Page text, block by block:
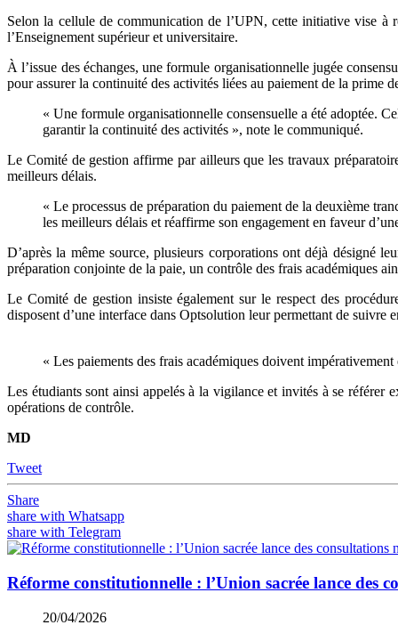
Selon la cellule de communication de l’UPN, cette initiative vise à
l’Enseignement supérieur et universitaire.
À l’issue des échanges, une formule organisationnelle jugée
pour assurer la continuité des activités liées au paiement de la prime
« Une formule organisationnelle consensuelle a été adoptée.
garantir la continuité des activités », note le communiqué.
Le Comité de gestion affirme par ailleurs que les travaux
meilleurs délais.
« Le processus de préparation du paiement de la deuxième
les meilleurs délais et réaffirme son engagement en faveur
D’après la même source, plusieurs corporations ont déjà désigné
préparation conjointe de la paie, un contrôle des frais académiques
Le Comité de gestion insiste également sur le respect des
disposent d’une interface dans Optsolution leur permettant de suivre
« Les paiements des frais académiques doivent
Les étudiants sont ainsi appelés à la vigilance et invités à se référer
opérations de contrôle.
MD
Tweet
Share
share with Whatsapp
share with Telegram
Réforme constitutionnelle : l’Union sacrée lance des
20/04/2026